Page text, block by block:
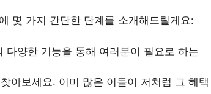
몇 가지 간단한 단계를 소개해드릴게요:
다양한 기능을 통해 여러분이 필요로 하는
아보세요. 이미 많은 이들이 저처럼 그 혜택